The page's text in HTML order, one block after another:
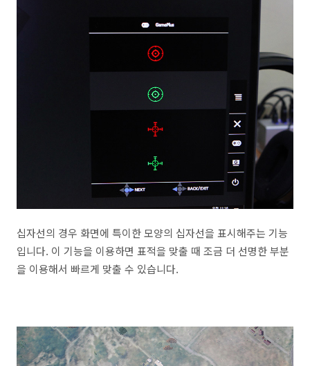
십자선의 경우 화면에 특이한 모양의 십자선을 표시해주는 기능
입니다. 이 기능을 이용하면 표적을 맞출 때 조금 더 선명한 부분
을 이용해서 빠르게 맞출 수 있습니다.